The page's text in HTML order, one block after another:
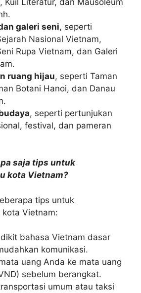
galeri seni, seperti
Nasional Vietnam,
Rupa Vietnam, dan Galeri
ruang hijau, seperti Taman
Botani Hanoi, dan Danau
, seperti pertunjukan
festival, dan pameran
saja tips untuk
kota Vietnam?
tips untuk
Vietnam:
bahasa Vietnam dasar
komunikasi.
uang Anda ke mata uang
sebelum berangkat.
umum atau taksi